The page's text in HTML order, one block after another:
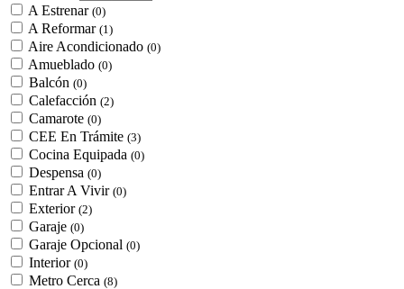
A Estrenar (0)
A Reformar (1)
Aire Acondicionado (0)
Amueblado (0)
Balcón (0)
Calefacción (2)
Camarote (0)
CEE En Trámite (3)
Cocina Equipada (0)
Despensa (0)
Entrar A Vivir (0)
Exterior (2)
Garaje (0)
Garaje Opcional (0)
Interior (0)
Metro Cerca (8)